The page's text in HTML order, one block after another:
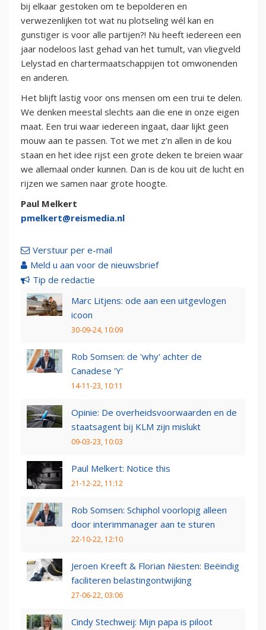
bij elkaar gestoken om te bepolderen en
verwezenlijken tot wat nu plotseling wél kan en
gunstiger is voor alle partijen?! Nu heeft iedereen een
jaar nodeloos last gehad van het tumult, van vliegveld
Lelystad en chartermaatschappijen tot omwonenden
en anderen.
Het blijft lastig voor ons mensen om een trui te delen.
We denken meestal slechts aan die ene in onze eigen
maat. Een trui waar iedereen ingaat, daar lijkt geen
mouw aan te passen. Tot we met z’n allen in de kou
staan en het idee rijst een grote deken te breien waar
we allemaal onder kunnen. Dan is de kou uit de lucht en
rijzen we samen naar grote hoogte.
Paul Melkert
pmelkert@reismedia.nl
Verstuur per e-mail
Meld u aan voor de nieuwsbrief
Tip de redactie
Marc Litjens: ode aan een uitgevlogen
icoon
30-09-24, 10:09
Rob Somsen: de 'why' achter de
Canadese 'Y'
14-11-23, 10:11
Opinie: De overheidsvoorwaarden en de
staatsagent bij KLM zijn mislukt
09-03-23, 10:03
Paul Melkert: Notice this
21-12-22, 11:12
Rob Somsen: Schiphol voorlopig alleen
door interimmanager aan te sturen
22-10-22, 12:10
Jeroen Kreeft & Florian Niesten: Beëindig
faciliteren belastingontwijking
27-06-22, 03:06
Cindy Stechweij: Mijn papa is piloot